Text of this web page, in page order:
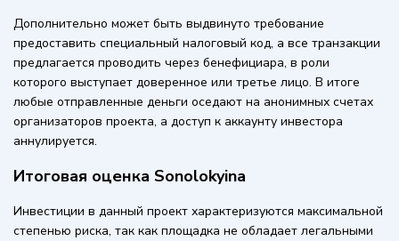
Дополнительно может быть выдвинуто требование
предоставить специальный налоговый код, а все транзакции
предлагается проводить через бенефициара, в роли
которого выступает доверенное или третье лицо. В итоге
любые отправленные деньги оседают на анонимных счетах
организаторов проекта, а доступ к аккаунту инвестора
аннулируется.
Итоговая оценка Sonolokyina
Инвестиции в данный проект характеризуются максимальной
степенью риска, так как площадка не обладает легальными